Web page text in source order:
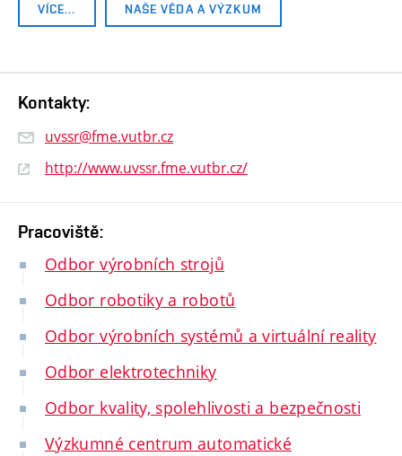
VÍCE… NAŠE VĚDA A VÝZKUM
Kontakty:
uvssr@fme.vutbr.cz
http://www.uvssr.fme.vutbr.cz/
Pracoviště:
Odbor výrobních strojů
Odbor robotiky a robotů
Odbor výrobních systémů a virtuální reality
Odbor elektrotechniky
Odbor kvality, spolehlivosti a bezpečnosti
Výzkumné centrum automatické